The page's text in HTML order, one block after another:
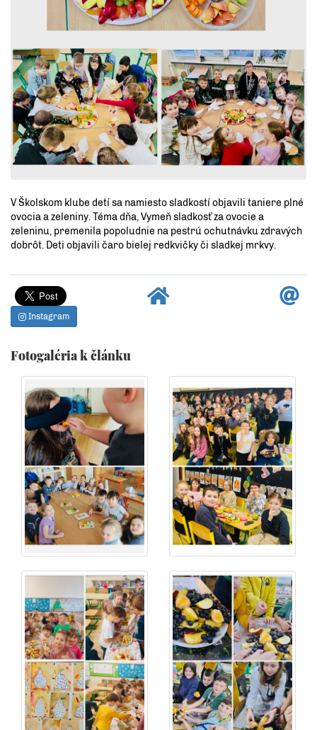
V Školskom klube detí sa namiesto sladkostí objavili taniere plné
ovocia a zeleniny. Téma dňa, Vymeň sladkosť za ovocie a
zeleninu, premenila popoludnie na pestrú ochutnávku zdravých
dobrôt. Deti objavili čaro bielej redkvičky či sladkej mrkvy.
Instagram
Fotogaléria k článku